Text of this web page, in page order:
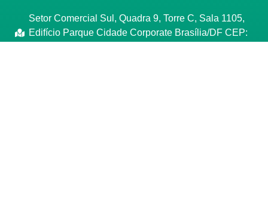
Setor Comercial Sul, Quadra 9, Torre C, Sala 1105,
Edifício Parque Cidade Corporate Brasília/DF CEP: